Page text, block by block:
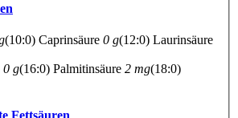
(10:0) Caprinsäure 0 g(12:0) Laurinsäure
0 g(16:0) Palmitinsäure 2 mg(18:0)
Fettsäuren